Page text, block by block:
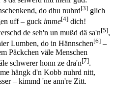
do dhu nuhrd[3] glich
uff – guck imme[4] dich!
de seh'n un mußd dä sa'n[5],
Lumben, do in Hännschen[6] –
Päckchen väle Menschen
schwerer honn ze dra'n[7].
hängk d'n Kobb nuhrd nitt,
– kimmd 'ne ann're Zitt.